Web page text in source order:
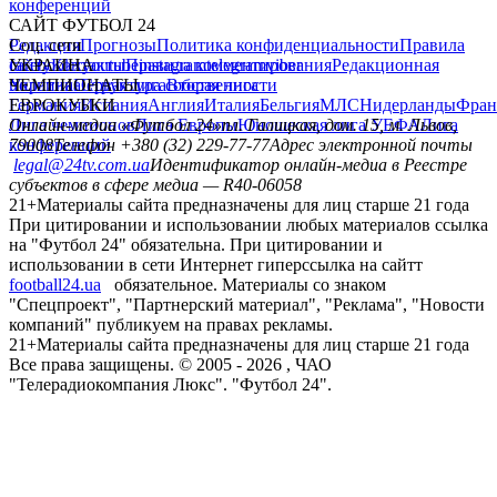
конференций
САЙТ ФУТБОЛ 24
РедакцияПрогнозыПолитика конфиденциальностиПравила
сайтуКонтактыПравила комментированияРедакционная
политикаСтруктура собственности
Соц. сети
facebookxyoutubeinstagramtelegramviber
УКРАИНА
УкраинаПервая лигаВторая лига
ЧЕМПИОНАТЫ
ГерманияИспанияАнглияИталияБельгияМЛСНидерланды
ЕВРОКУБКИ
Лига чемпионовЛига ЕвропыЮношеская лига УЕФАЛига
конференций
Онлайн-медиа «Футбол 24»пл. Галицкая, дом. 15, м. Львов,
79008Телефон +380 (32) 229-77-77Адрес электронной почты
legal@24tv.com.uaИдентификатор онлайн-медиа в Реестре
субъектов в сфере медиа — R40-06058
21+Материалы сайта предназначены для лиц старше 21 года
При цитировании и использовании любых материалов ссылка
на "Футбол 24" обязательна. При цитировании и
использовании в сети Интернет гиперссылка на сайтт
football24.ua
обязательное. Материалы со знаком
"Спецпроект", "Партнерский материал", "Реклама", "Новости
компаний" публикуем на правах рекламы.
21+Материалы сайта предназначены для лиц старше 21 года
Все права защищены. © 2005 - 2026 , ЧАО
"Телерадиокомпания Люкс". "Футбол 24".